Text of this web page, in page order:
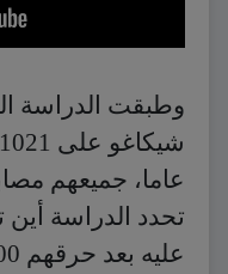
وطبقت الدراسة
عاما، جميعهم
تحدد الدراسة أين